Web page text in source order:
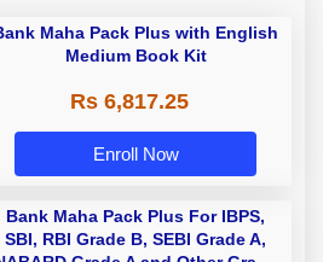
Maha Pack Plus with English
Medium Book Kit
Rs 6,817.25
Enroll Now
Bank Maha Pack Plus For IBPS,
SBI, RBI Grade B, SEBI Grade A,